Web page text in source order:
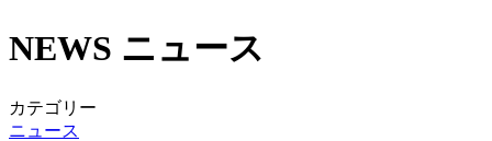
NEWS ニュース
カテゴリー
ニュース